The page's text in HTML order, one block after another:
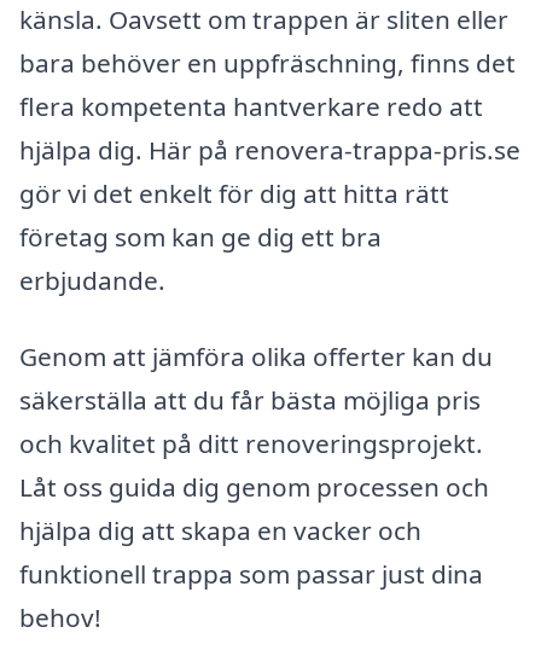
känsla. Oavsett om trappen är sliten eller
bara behöver en uppfräschning, finns det
flera kompetenta hantverkare redo att
hjälpa dig. Här på renovera-trappa-pris.se
gör vi det enkelt för dig att hitta rätt
företag som kan ge dig ett bra
erbjudande.
Genom att jämföra olika offerter kan du
säkerställa att du får bästa möjliga pris
och kvalitet på ditt renoveringsprojekt.
Låt oss guida dig genom processen och
hjälpa dig att skapa en vacker och
funktionell trappa som passar just dina
behov!